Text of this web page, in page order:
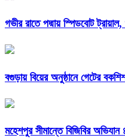
গভীর রাতে পদ্মায় স্পিডবোট
বগুড়ায় বিয়ের অনুষ্ঠানে গেটের
মহেশপুর সীমান্তে বিজিবির